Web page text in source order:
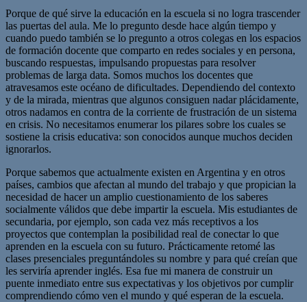
Porque de qué sirve la educación en la escuela si no logra trascender
las puertas del aula. Me lo pregunto desde hace algún tiempo y
cuando puedo también se lo pregunto a otros colegas en los espacios
de formación docente que comparto en redes sociales y en persona,
buscando respuestas, impulsando propuestas para resolver
problemas de larga data. Somos muchos los docentes que
atravesamos este océano de dificultades. Dependiendo del contexto
y de la mirada, mientras que algunos consiguen nadar plácidamente,
otros nadamos en contra de la corriente de frustración de un sistema
en crisis. No necesitamos enumerar los pilares sobre los cuales se
sostiene la crisis educativa: son conocidos aunque muchos deciden
ignorarlos.
Porque sabemos que actualmente existen en Argentina y en otros
países, cambios que afectan al mundo del trabajo y que propician la
necesidad de hacer un amplio cuestionamiento de los saberes
socialmente válidos que debe impartir la escuela. Mis estudiantes de
secundaria, por ejemplo, son cada vez más receptivos a los
proyectos que contemplan la posibilidad real de conectar lo que
aprenden en la escuela con su futuro. Prácticamente retomé las
clases presenciales preguntándoles su nombre y para qué creían que
les serviría aprender inglés. Esa fue mi manera de construir un
puente inmediato entre sus expectativas y los objetivos por cumplir
comprendiendo cómo ven el mundo y qué esperan de la escuela.